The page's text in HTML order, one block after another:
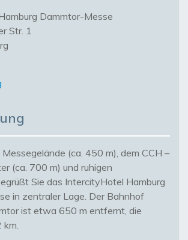
Dammtor-Messe
Str. 1
(ca. 450 m), dem CCH –
(ca. 700 m) und ruhigen
Sie das IntercityHotel Hamburg
in zentraler Lage. Der Bahnhof
ist etwa 650 m entfernt, die
km.